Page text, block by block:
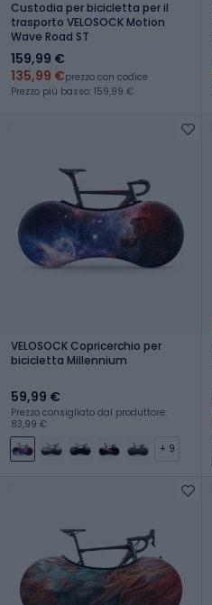
Custodia per bicicletta per il
trasporto VELOSOCK Motion
Wave Road ST
159,99 €
135,99 €prezzo con codice
Prezzo più basso: 159,99 €
VELOSOCK Copricerchio per
bicicletta Millennium
59,99 €
Prezzo consigliato dal produttore:
83,99 €
+ 9